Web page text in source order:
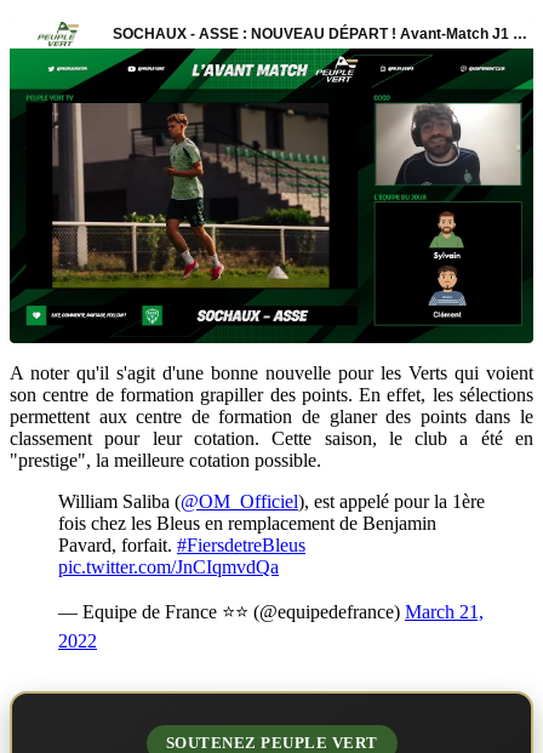
A noter qu'il s'agit d'une bonne nouvelle pour les Verts qui voient
son centre de formation grapiller des points. En effet, les sélections
permettent aux centre de formation de glaner des points dans le
classement pour leur cotation. Cette saison, le club a été en
"prestige", la meilleure cotation possible.
William Saliba (@OM_Officiel), est appelé pour la 1ère
fois chez les Bleus en remplacement de Benjamin
Pavard, forfait. #FiersdetreBleus
pic.twitter.com/JnCIqmvdQa
— Equipe de France ⭐⭐ (@equipedefrance) March 21,
2022
SOUTENEZ PEUPLE VERT